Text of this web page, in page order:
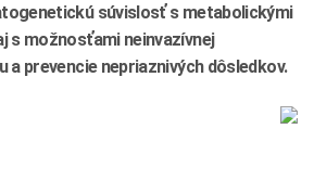
súvislosť s metabolickými
s možnosťami neinvazívnej
a prevencie nepriaznivých dôsledkov.